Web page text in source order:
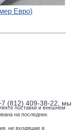
Евро)
(812) 409-38-22, мы
поставки и внешнем
на последних
не входящие в